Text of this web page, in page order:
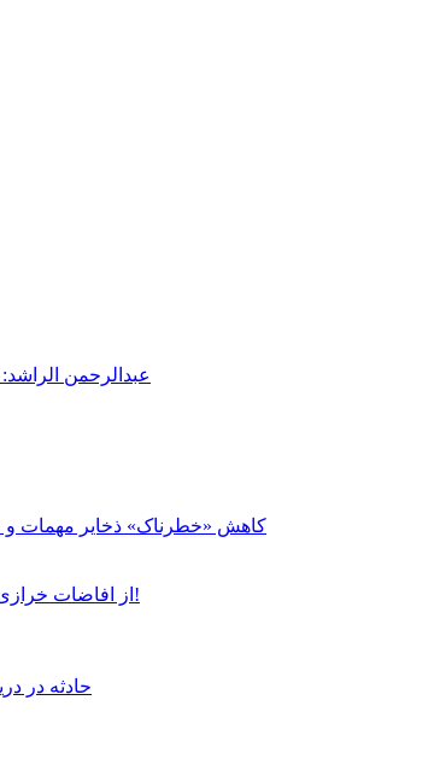
عبدالرحمن
کاهش «خطرناک» ذخایر مهمات و
از افاضات خرازی: ۵۰ هزار حزب اللهی بریزند خیابان‌ها و بی حجاب‌ها را بکشند و نیرو‌های دولتی را ناکار کنند!
حادثه در